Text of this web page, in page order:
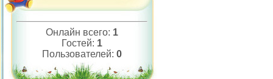
Онлайн всего: 1
Гостей: 1
Пользователей: 0